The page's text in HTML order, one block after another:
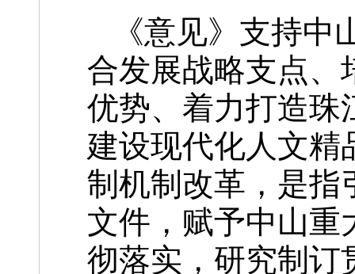
《意见》支持
合发展战略支点、
优势、着力打造珠
建设现代化人文精
制机制改革，是指
文件，赋予中山重
彻落实，研究制订